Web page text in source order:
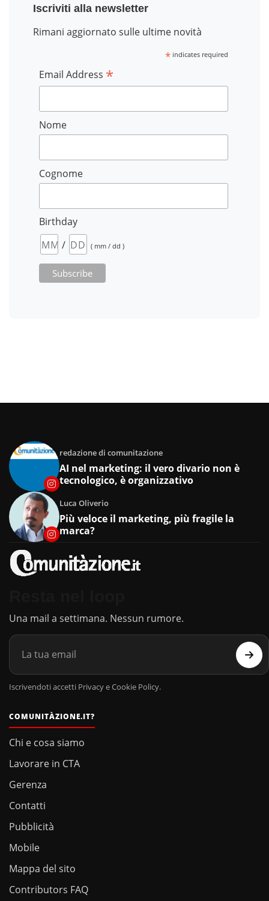
Iscriviti alla newsletter
Rimani aggiornato sulle ultime novità
*indicates required
Email Address *
Nome
Cognome
Birthday
/
( mm / dd )
redazione di comunitazione
AI nel marketing: il vero divario non è
tecnologico, è organizzativo
Luca Oliverio
Più veloce il marketing, più fragile la
marca?
Una mail a settimana. Nessun rumore.
Iscrivendoti accetti Privacy e Cookie Policy.
COMUNITÀZIONE.IT?
Chi e cosa siamo
Lavorare in CTA
Gerenza
Contatti
Pubblicità
Mobile
Mappa del sito
Contributors FAQ